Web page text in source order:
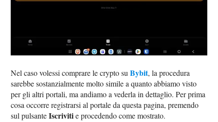
Nel caso volessi comprare le crypto suBybit, la procedura
sarebbe sostanzialmente molto simile a quanto abbiamo visto
per gli altri portali, ma andiamo a vederla in dettaglio. Per prima
cosa occorre registrarsi al portale da questa pagina, premendo
sul pulsanteIscrivitie procedendo come mostrato.